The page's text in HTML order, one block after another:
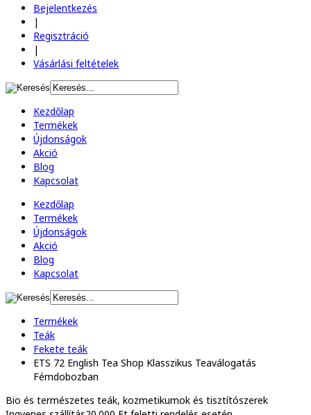
Bejelentkezés
|
Regisztráció
|
Vásárlási feltételek
Kezdőlap
Termékek
Újdonságok
Akció
Blog
Kapcsolat
Kezdőlap
Termékek
Újdonságok
Akció
Blog
Kapcsolat
Termékek
Teák
Fekete teák
ETS 72 English Tea Shop Klasszikus Teaválogatás
Fémdobozban
Bio és természetes teák, kozmetikumok és tisztítószerek